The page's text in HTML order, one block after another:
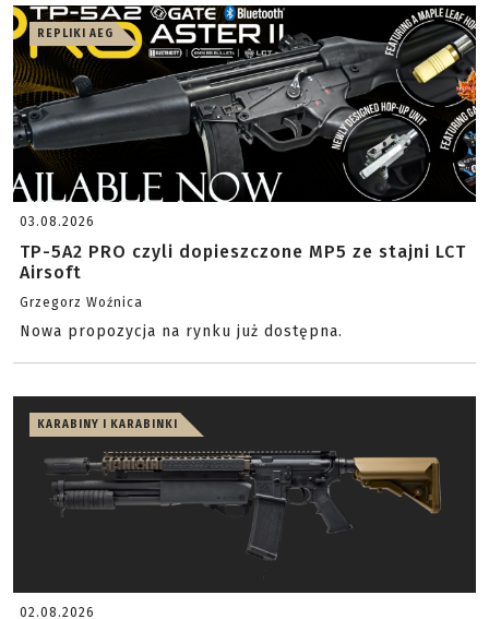
REPLIKI AEG
03.08.2026
TP-5A2 PRO czyli dopieszczone MP5 ze stajni LCT
Airsoft
Grzegorz Woźnica
Nowa propozycja na rynku już dostępna.
KARABINY I KARABINKI
02.08.2026